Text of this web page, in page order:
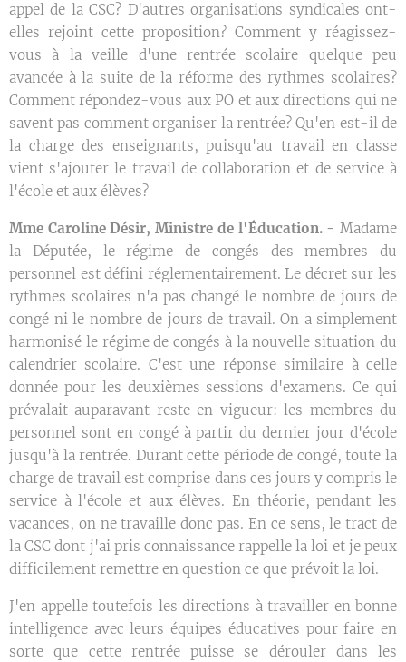
appel de la CSC? D'autres organisations syndicales ont-
elles rejoint cette proposition? Comment y réagissez-
vous à la veille d'une rentrée scolaire quelque peu
avancée à la suite de la réforme des rythmes scolaires?
Comment répondez-vous aux PO et aux directions qui ne
savent pas comment organiser la rentrée? Qu'en est-il de
la charge des enseignants, puisqu'au travail en classe
vient s'ajouter le travail de collaboration et de service à
l'école et aux élèves?
Mme Caroline Désir, Ministre de l'Éducation. - Madame
la Députée, le régime de congés des membres du
personnel est défini réglementairement. Le décret sur les
rythmes scolaires n'a pas changé le nombre de jours de
congé ni le nombre de jours de travail. On a simplement
harmonisé le régime de congés à la nouvelle situation du
calendrier scolaire. C'est une réponse similaire à celle
donnée pour les deuxièmes sessions d'examens. Ce qui
prévalait auparavant reste en vigueur: les membres du
personnel sont en congé à partir du dernier jour d'école
jusqu'à la rentrée. Durant cette période de congé, toute la
charge de travail est comprise dans ces jours y compris le
service à l'école et aux élèves. En théorie, pendant les
vacances, on ne travaille donc pas. En ce sens, le tract de
la CSC dont j'ai pris connaissance rappelle la loi et je peux
difficilement remettre en question ce que prévoit la loi.
J'en appelle toutefois les directions à travailler en bonne
intelligence avec leurs équipes éducatives pour faire en
sorte que cette rentrée puisse se dérouler dans les